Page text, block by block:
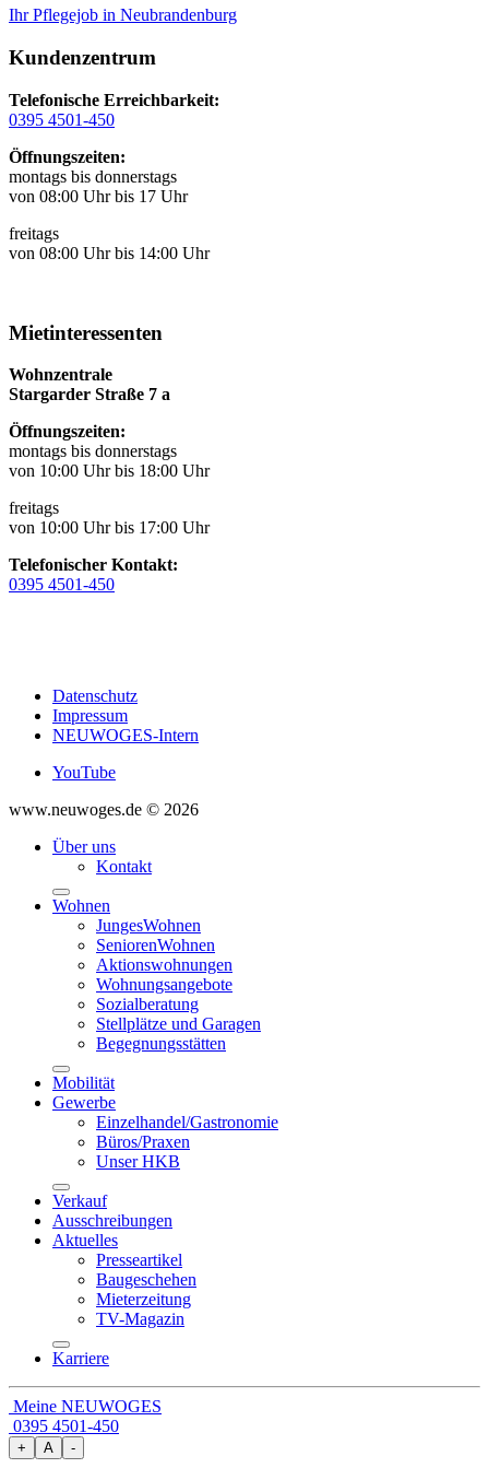
Ihr Pflegejob in Neubrandenburg
Kundenzentrum
Telefonische Erreichbarkeit:
0395 4501-450
Öffnungszeiten:
montags bis donnerstags
von 08:00 Uhr bis 17 Uhr
freitags
von 08:00 Uhr bis 14:00 Uhr
Mietinteressenten
Wohnzentrale
Stargarder Straße 7 a
Öffnungszeiten:
montags bis donnerstags
von 10:00 Uhr bis 18:00 Uhr
freitags
von 10:00 Uhr bis 17:00 Uhr
Telefonischer Kontakt:
0395 4501-450
Datenschutz
Impressum
NEUWOGES-Intern
YouTube
www.neuwoges.de © 2026
Über uns
Kontakt
Wohnen
JungesWohnen
SeniorenWohnen
Aktionswohnungen
Wohnungsangebote
Sozialberatung
Stellplätze und Garagen
Begegnungsstätten
Mobilität
Gewerbe
Einzelhandel/Gastronomie
Büros/Praxen
Unser HKB
Verkauf
Ausschreibungen
Aktuelles
Presseartikel
Baugeschehen
Mieterzeitung
TV-Magazin
Karriere
Meine NEUWOGES
0395 4501-450
+ A -